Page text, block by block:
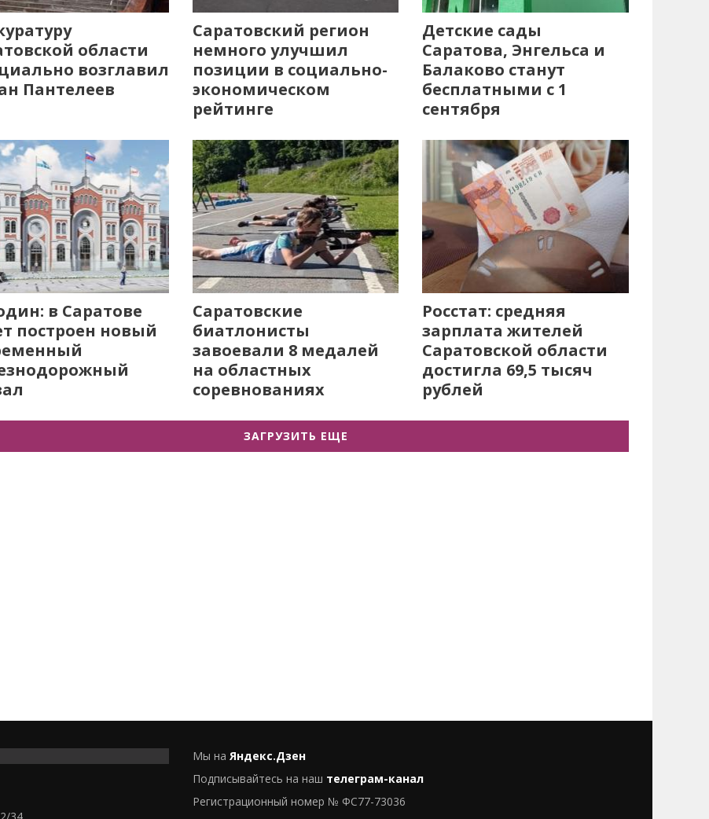
области
возглавил
Пантелеев
Саратовский регион
немного улучшил
позиции в социально-
экономическом
рейтинге
Детские сады
Саратова, Энгельса и
Балаково станут
бесплатными с 1
сентября
в Саратове
построен новый
Саратовские
биатлонисты
завоевали 8 медалей
на областных
соревнованиях
Росстат: средняя
зарплата жителей
Саратовской области
достигла 69,5 тысяч
рублей
ЗАГРУЗИТЬ ЕЩЕ
Мы на Яндекс.Дзен
Подписывайтесь на наш телеграм-канал
Регистрационный номер № ФС77-73036